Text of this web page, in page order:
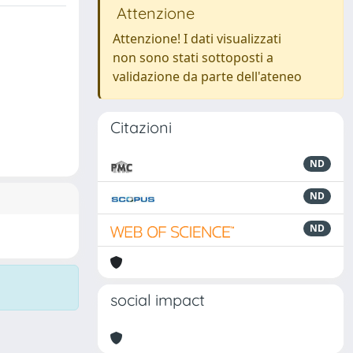
Attenzione
Attenzione! I dati visualizzati
non sono stati sottoposti a
validazione da parte dell'ateneo
Citazioni
ND
ND
ND
social impact